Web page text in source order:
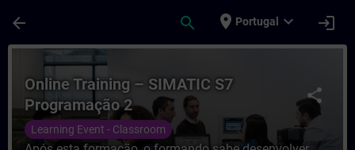
arrow_back search place Portugal expand_more login
Curso - Online Training – SIMATIC S7
share
Online Training – SIMATIC S7
Programação 2
Learning Event - Classroom